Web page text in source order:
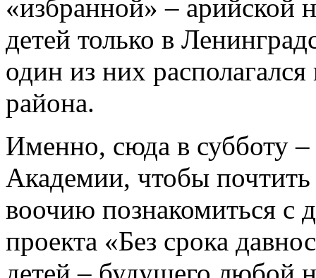
«избранной» –
детей только в
один из них
района.
Именно, сюда в субботу
Академии, чтобы
воочию познакомиться с
проекта «Без срока